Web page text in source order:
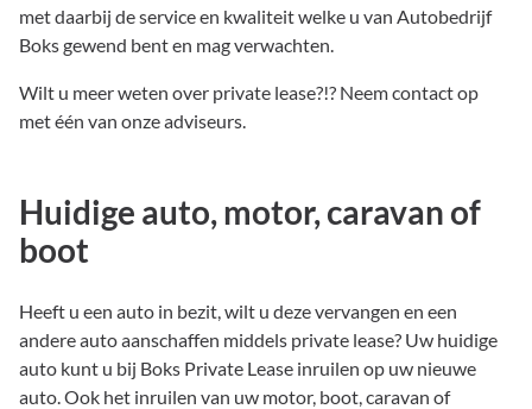
met daarbij de service en kwaliteit welke u van Autobedrijf
Boks gewend bent en mag verwachten.
Wilt u meer weten over private lease?!? Neem contact op
met één van onze adviseurs.
Huidige auto, motor, caravan of
boot
Heeft u een auto in bezit, wilt u deze vervangen en een
andere auto aanschaffen middels private lease? Uw huidige
auto kunt u bij Boks Private Lease inruilen op uw nieuwe
auto. Ook het inruilen van uw motor, boot, caravan of